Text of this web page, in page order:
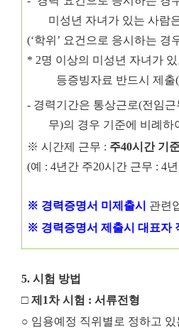
미성년 자녀가 있는 사람
(‘학위 ’ 요건으로 응시하는 경
* 2명 이상의 미성년 자녀가 있
등증빙자료 반드시 제출
- 경력기간은 통상근로(전임근
무)의 경우 기준에 비례하
※ 시간제 근무 : 주40시간 기
(예 : 4년간 주20시간 근무 : 4년
※ 경력증명서 미제출시 관련
※ 경력증명서 제출시 대표자
5. 시험 방법
□ 제1차 시험 : 서류전형
○ 임용예정 직위별로 정하고